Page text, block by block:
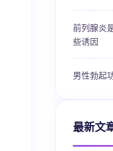
前列腺炎
些诱因
男性勃起
最新文